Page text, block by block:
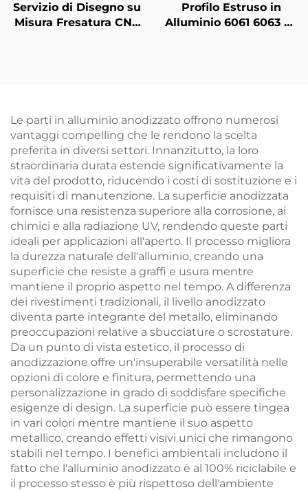
Servizio di Disegno su
Misura Fresatura CNC
Profilo Estruso in
Alluminio 6061 6063 T5
Le parti in alluminio anodizzato offrono numerosi
vantaggi compelling che le rendono la scelta
preferita in diversi settori. Innanzitutto, la loro
straordinaria durata estende significativamente la
vita del prodotto, riducendo i costi di sostituzione e i
requisiti di manutenzione. La superficie anodizzata
fornisce una resistenza superiore alla corrosione, ai
chimici e alla radiazione UV, rendendo queste parti
ideali per applicazioni all'aperto. Il processo migliora
la durezza naturale dell'alluminio, creando una
superficie che resiste a graffi e usura mentre
mantiene il proprio aspetto nel tempo. A differenza
dei rivestimenti tradizionali, il livello anodizzato
diventa parte integrante del metallo, eliminando
preoccupazioni relative a sbucciature o scrostature.
Da un punto di vista estetico, il processo di
anodizzazione offre un'insuperabile versatilità nelle
opzioni di colore e finitura, permettendo una
personalizzazione in grado di soddisfare specifiche
esigenze di design. La superficie può essere tingea
in vari colori mentre mantiene il suo aspetto
metallico, creando effetti visivi unici che rimangono
stabili nel tempo. I benefici ambientali includono il
fatto che l'alluminio anodizzato è al 100% riciclabile e
il processo stesso è più rispettoso dell'ambiente